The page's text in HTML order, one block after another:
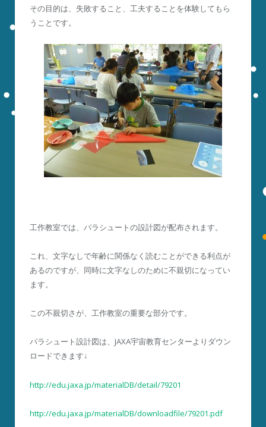
その目的は、失敗すること、工夫することを体験してもら
うことです。
工作教室では、パラシュートの設計図が配布されます。
これ、文字なしで年齢に関係なく読むことができる利点が
あるのですが、同時に文字なしのために不親切になってい
ます。
この不親切さが、工作教室の重要な部分です。
パラシュート設計図は、JAXA宇宙教育センターよりダウン
ロードできます↓
http://edu.jaxa.jp/materialDB/detail/79201
http://edu.jaxa.jp/materialDB/downloadfile/79201.pdf